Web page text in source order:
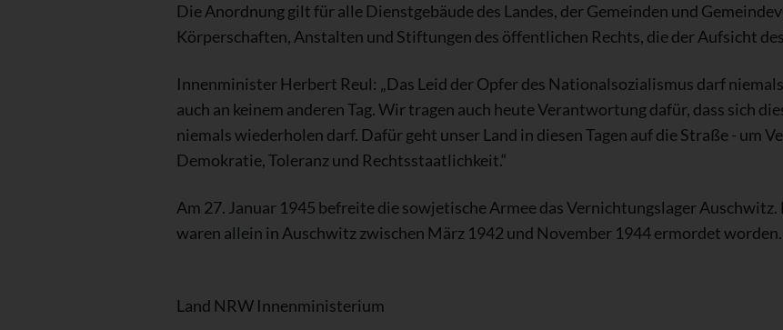
Die Anordnung gilt für alle Dienstgebäude des Landes, der Gemeinden und
Körperschaften, Anstalten und Stiftungen des öffentlichen Rechts, die der Aufsicht
Innenminister Herbert Reul: „Das Leid der Opfer des Nationalsozialismus darf
auch an keinem anderen Tag. Wir tragen auch heute Verantwortung dafür, dass sich
niemals wiederholen darf. Dafür geht unser Land in diesen Tagen auf die Straße - um
Demokratie, Toleranz und Rechtsstaatlichkeit.“
Am 27. Januar 1945 befreite die sowjetische Armee das Vernichtungslager
waren allein in Auschwitz zwischen März 1942 und November 1944 ermordet worden.
Land NRW Innenministerium